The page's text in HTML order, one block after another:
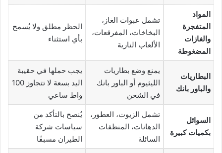
المواد
المتفجرة
والغازات
المضغوطة
تشمل عبوات الغاز،
البخاخات، المفرقعات،
الألعاب النارية
الحظر مطلق ولا يُسمح
بأي استثناء
البطاريات
والباور بانك
يمنع وضع بطاريات
الليثيوم أو الباور بانك
في الشحن
يجب حملها في حقيبة
اليد بسعة لا تتجاوز 100
واط ساعي
السوائل
بكميات كبيرة
تشمل الزيوت، العطور،
الدهانات، المنظفات
السائلة
يُنصح بالتأكد من
سياسات شركة
الطيران مسبقًا